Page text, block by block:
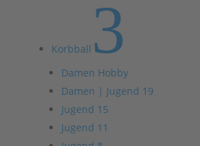
Korbball 3
Damen Hobby
Damen | Jugend 19
Jugend 15
Jugend 11